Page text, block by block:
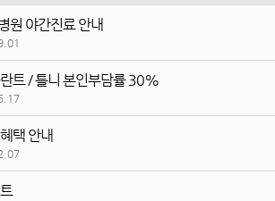
원 야간진료 안내
트 / 틀니 본인부담률 30%
택 안내